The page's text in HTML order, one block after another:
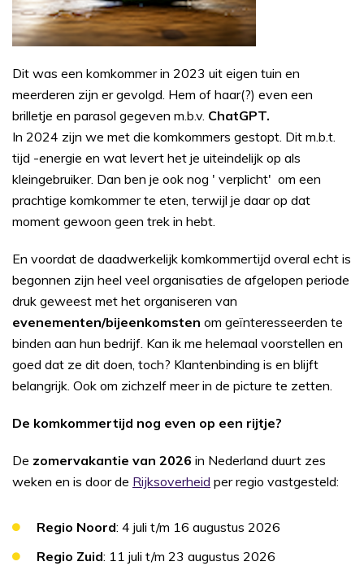
Dit was een komkommer in 2023 uit eigen tuin en
meerderen zijn er gevolgd. Hem of haar(?) even een
brilletje en parasol gegeven m.b.v. ChatGPT.
In 2024 zijn we met die komkommers gestopt. Dit m.b.t.
tijd -energie en wat levert het je uiteindelijk op als
kleingebruiker. Dan ben je ook nog ' verplicht' om een
prachtige komkommer te eten, terwijl je daar op dat
moment gewoon geen trek in hebt.
En voordat de daadwerkelijk komkommertijd overal echt is
begonnen zijn heel veel organisaties de afgelopen periode
druk geweest met het organiseren van
evenementen/bijeenkomsten om geïnteresseerden te
binden aan hun bedrijf. Kan ik me helemaal voorstellen en
goed dat ze dit doen, toch? Klantenbinding is en blijft
belangrijk. Ook om zichzelf meer in de picture te zetten.
De komkommertijd nog even op een rijtje?
De zomervakantie van 2026 in Nederland duurt zes
weken en is door de Rijksoverheid per regio vastgesteld:
Regio Noord: 4 juli t/m 16 augustus 2026
Regio Zuid: 11 juli t/m 23 augustus 2026